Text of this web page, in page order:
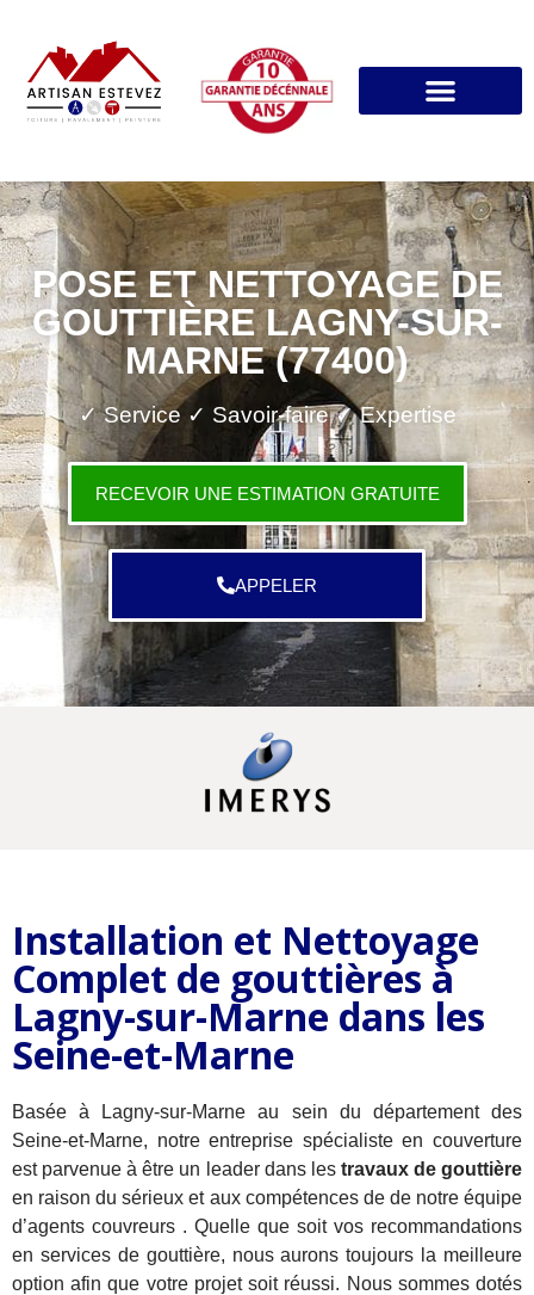
POSE ET NETTOYAGE DE
GOUTTIÈRE LAGNY-SUR-
MARNE (77400)
✓ Service ✓ Savoir-faire ✓ Expertise
RECEVOIR UNE ESTIMATION GRATUITE
APPELER
Installation et Nettoyage
Complet de gouttières à
Lagny-sur-Marne dans les
Seine-et-Marne
Basée à Lagny-sur-Marne au sein du département des
Seine-et-Marne, notre entreprise spécialiste en couverture
est parvenue à être un leader dans les travaux de gouttière
en raison du sérieux et aux compétences de de notre équipe
d’agents couvreurs . Quelle que soit vos recommandations
en services de gouttière, nous aurons toujours la meilleure
option afin que votre projet soit réussi. Nous sommes dotés